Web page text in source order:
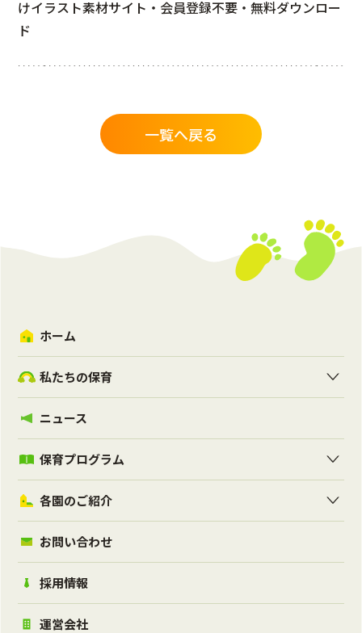
一覧へ戻る
ホーム
私たちの保育
ニュース
保育プログラム
各園のご紹介
お問い合わせ
採用情報
運営会社